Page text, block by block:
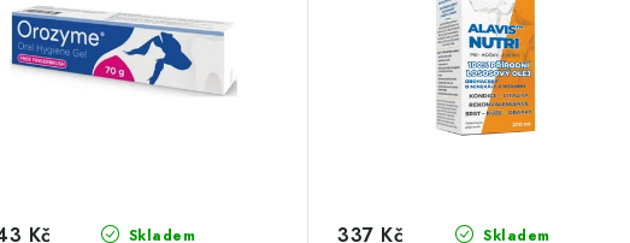
Skladem
Kč Skladem
337 Kč